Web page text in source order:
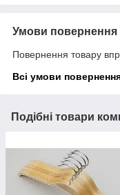
Умови повернення
Повернення товару
Всі умови
Подібні товари